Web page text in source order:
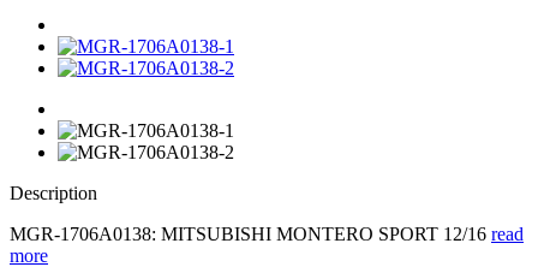
Description
MGR-1706A0138: MITSUBISHI MONTERO SPORT 12/16 read
more